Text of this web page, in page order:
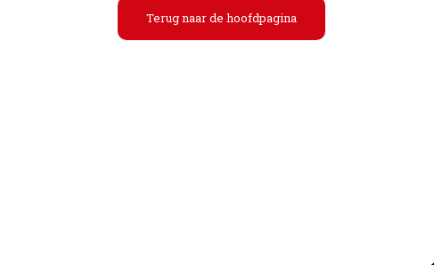
Terug naar de hoofdpagina